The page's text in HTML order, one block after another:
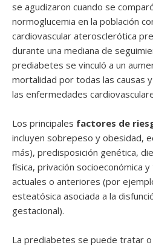
se agudizaron cuando se
normoglucemia en la población
cardiovascular aterosclerótica
durante una mediana de
prediabetes se vinculó a un
mortalidad por todas las causas
las enfermedades
Los principales factores de
incluyen sobrepeso y obesidad,
más), predisposición genética,
física, privación socioeconómica
actuales o anteriores (por
esteatósica asociada a la
gestacional).
La prediabetes se puede tratar